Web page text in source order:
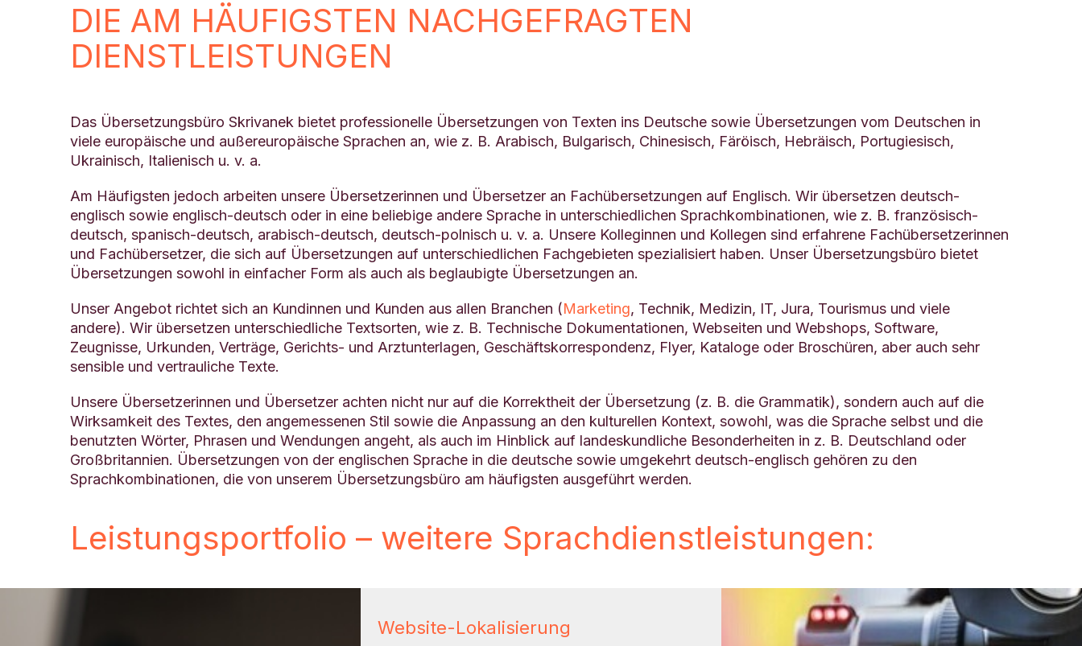
DIE AM HÄUFIGSTEN NACHGEFRAGTEN
DIENSTLEISTUNGEN
Das Übersetzungsbüro Skrivanek bietet professionelle Übersetzungen von Texten ins Deutsche sowie Übersetzungen vom Deutschen in
viele europäische und außereuropäische Sprachen an, wie z. B. Arabisch, Bulgarisch, Chinesisch, Färöisch, Hebräisch, Portugiesisch,
Ukrainisch, Italienisch u. v. a.
Am Häufigsten jedoch arbeiten unsere Übersetzerinnen und Übersetzer an Fachübersetzungen auf Englisch. Wir übersetzen deutsch-
englisch sowie englisch-deutsch oder in eine beliebige andere Sprache in unterschiedlichen Sprachkombinationen, wie z. B. französisch-
deutsch, spanisch-deutsch, arabisch-deutsch, deutsch-polnisch u. v. a. Unsere Kolleginnen und Kollegen sind erfahrene Fachübersetzerinnen
und Fachübersetzer, die sich auf Übersetzungen auf unterschiedlichen Fachgebieten spezialisiert haben. Unser Übersetzungsbüro bietet
Übersetzungen sowohl in einfacher Form als auch als beglaubigte Übersetzungen an.
Unser Angebot richtet sich an Kundinnen und Kunden aus allen Branchen (Marketing, Technik, Medizin, IT, Jura, Tourismus und viele
andere). Wir übersetzen unterschiedliche Textsorten, wie z. B. Technische Dokumentationen, Webseiten und Webshops, Software,
Zeugnisse, Urkunden, Verträge, Gerichts- und Arztunterlagen, Geschäftskorrespondenz, Flyer, Kataloge oder Broschüren, aber auch sehr
sensible und vertrauliche Texte.
Unsere Übersetzerinnen und Übersetzer achten nicht nur auf die Korrektheit der Übersetzung (z. B. die Grammatik), sondern auch auf die
Wirksamkeit des Textes, den angemessenen Stil sowie die Anpassung an den kulturellen Kontext, sowohl, was die Sprache selbst und die
benutzten Wörter, Phrasen und Wendungen angeht, als auch im Hinblick auf landeskundliche Besonderheiten in z. B. Deutschland oder
Großbritannien. Übersetzungen von der englischen Sprache in die deutsche sowie umgekehrt deutsch-englisch gehören zu den
Sprachkombinationen, die von unserem Übersetzungsbüro am häufigsten ausgeführt werden.
Leistungsportfolio – weitere Sprachdienstleistungen:
Website-Lokalisierung